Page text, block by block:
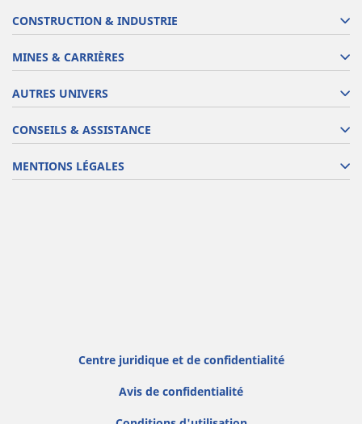
CONSTRUCTION & INDUSTRIE
MINES & CARRIÈRES
AUTRES UNIVERS
CONSEILS & ASSISTANCE
MENTIONS LÉGALES
Centre juridique et de confidentialité
Avis de confidentialité